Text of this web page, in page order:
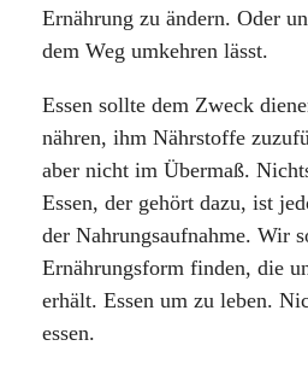
Ernährung zu ändern. Oder
dem Weg umkehren lässt.
Essen sollte dem Zweck
nähren, ihm Nährstoffe
aber nicht im Übermaß.
Essen, der gehört dazu, ist
der Nahrungsaufnahme. Wir
Ernährungsform finden, die
erhält. Essen um zu leben.
essen.